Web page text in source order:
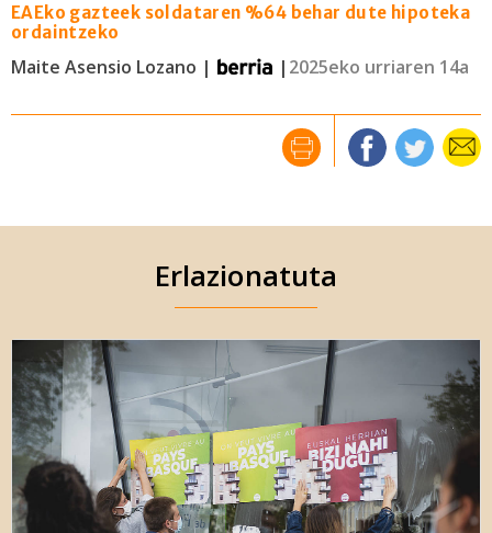
EAEko gazteek soldataren %64 behar dute hipoteka
ordaintzeko
Maite Asensio Lozano | | 2025eko urriaren 14a
Erlazionatuta